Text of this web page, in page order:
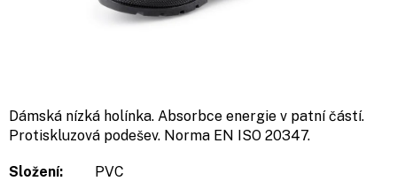
Dámská nízká holínka. Absorbce energie v patní částí.
Protiskluzová podešev. Norma EN ISO 20347.
Složení:
PVC